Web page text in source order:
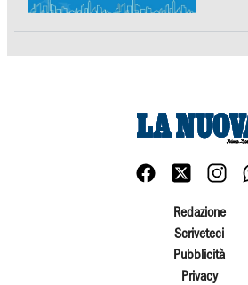
Redazione
Scriveteci
Pubblicità
Privacy